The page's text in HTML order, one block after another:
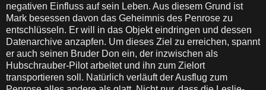
negativen Einfluss auf sein Leben. Aus diesem Grund ist
Mark besessen davon das Geheimnis des Penrose zu
entschlüsseln. Er will in das Objekt eindringen und dessen
Datenarchive anzapfen. Um dieses Ziel zu erreichen, spannt
er auch seinen Bruder Don ein, der inzwischen als
Hubschrauber-Pilot arbeitet und ihn zum Zielort
transportieren soll. Natürlich verläuft der Ausflug zum